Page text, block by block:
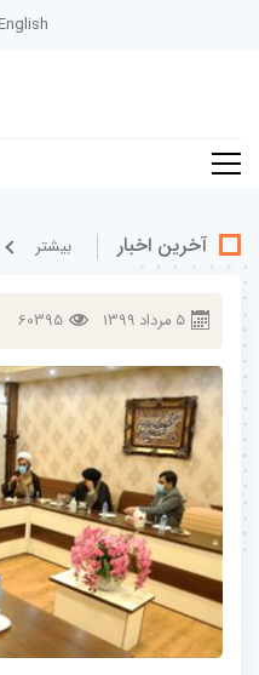
آخرین اخبار بيشتر
5 مرداد 1399
60395